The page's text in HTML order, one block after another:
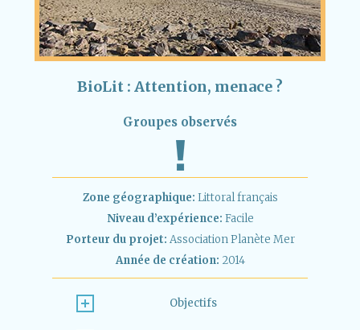
BioLit : Attention, menace ?
Groupes observés
Zone géographique: Littoral français
Niveau d’expérience: Facile
Porteur du projet: Association Planète Mer
Année de création: 2014
Objectifs